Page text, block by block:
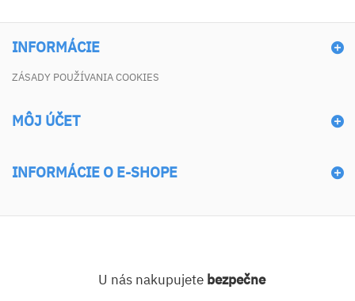
INFORMÁCIE
ZÁSADY POUŽÍVANIA COOKIES
MÔJ ÚČET
INFORMÁCIE O E-SHOPE
U nás nakupujete bezpečne